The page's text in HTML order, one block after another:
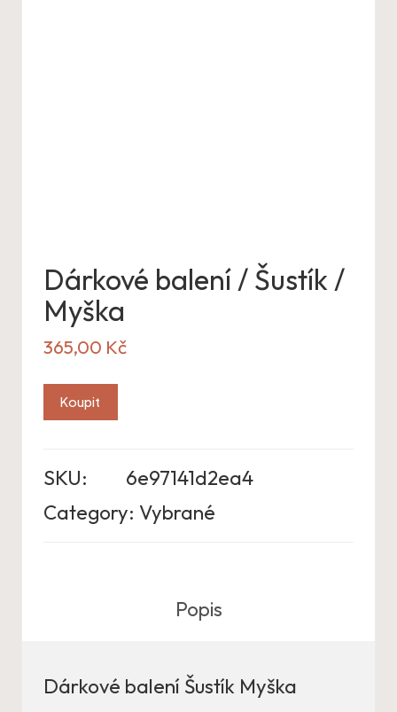
Dárkové balení / Šustík /
Myška
365,00 Kč
Koupit
SKU:
6e97141d2ea4
Category: Vybrané
Popis
Dárkové balení Šustík Myška